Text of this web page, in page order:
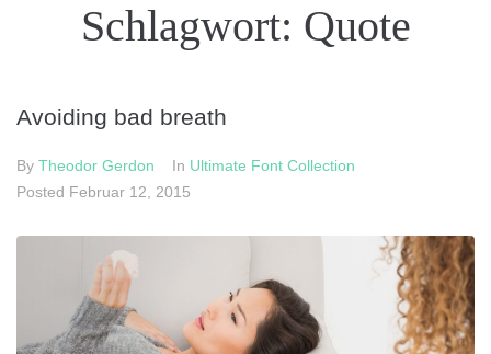
Veranstaltungen
Cookie-Richtlinie (EU)
Schlagwort: Quote
Avoiding bad breath
By Theodor Gerdon In Ultimate Font Collection
Posted Februar 12, 2015